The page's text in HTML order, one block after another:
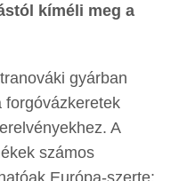
kíméli meg a
gyárban
forgóvázkeretek
A
számos
Európa-szerte: